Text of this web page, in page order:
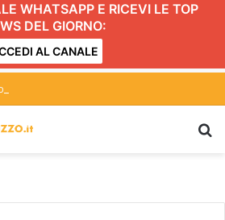
WHATSAPP E RICEVI LE TOP
DEL GIORNO:
AL CANALE